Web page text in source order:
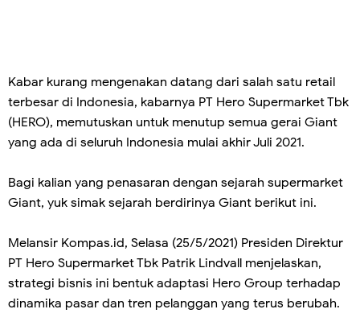
Kabar kurang mengenakan datang dari salah satu retail
terbesar di Indonesia, kabarnya PT Hero Supermarket Tbk
(HERO), memutuskan untuk menutup semua gerai Giant
yang ada di seluruh Indonesia mulai akhir Juli 2021.
Bagi kalian yang penasaran dengan sejarah supermarket
Giant, yuk simak sejarah berdirinya Giant berikut ini.
Melansir Kompas.id, Selasa (25/5/2021) Presiden Direktur
PT Hero Supermarket Tbk Patrik Lindvall menjelaskan,
strategi bisnis ini bentuk adaptasi Hero Group terhadap
dinamika pasar dan tren pelanggan yang terus berubah.